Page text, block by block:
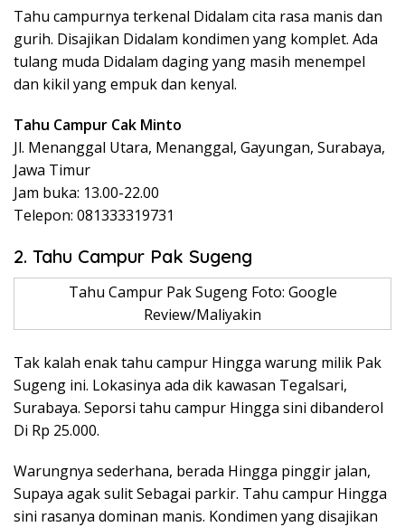
Tahu campurnya terkenal Didalam cita rasa manis dan
gurih. Disajikan Didalam kondimen yang komplet. Ada
tulang muda Didalam daging yang masih menempel
dan kikil yang empuk dan kenyal.
Tahu Campur Cak Minto
Jl. Menanggal Utara, Menanggal, Gayungan, Surabaya,
Jawa Timur
Jam buka: 13.00-22.00
Telepon: 081333319731
2. Tahu Campur Pak Sugeng
Tahu Campur Pak Sugeng Foto: Google
Review/Maliyakin
Tak kalah enak tahu campur Hingga warung milik Pak
Sugeng ini. Lokasinya ada dik kawasan Tegalsari,
Surabaya. Seporsi tahu campur Hingga sini dibanderol
Di Rp 25.000.
Warungnya sederhana, berada Hingga pinggir jalan,
Supaya agak sulit Sebagai parkir. Tahu campur Hingga
sini rasanya dominan manis. Kondimen yang disajikan